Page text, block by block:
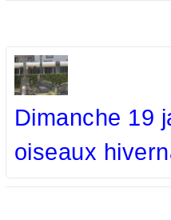
Dimanche 19
oiseaux